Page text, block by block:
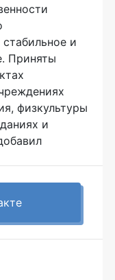
и
Приняты
физкультуры
и